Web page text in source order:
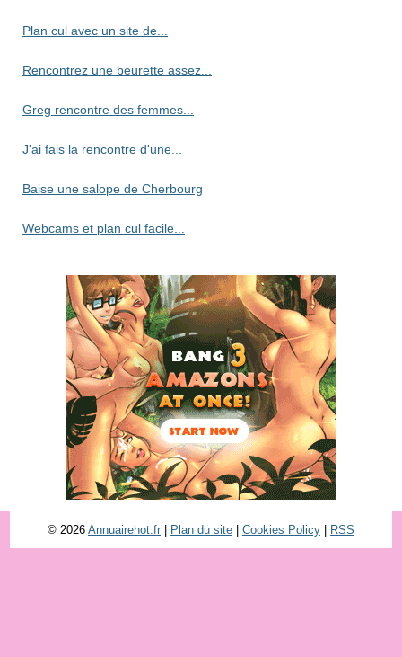
Plan cul avec un site de...
Rencontrez une beurette assez...
Greg rencontre des femmes...
J'ai fais la rencontre d'une...
Baise une salope de Cherbourg
Webcams et plan cul facile...
© 2026 Annuairehot.fr Plan du site Cookies Policy RSS